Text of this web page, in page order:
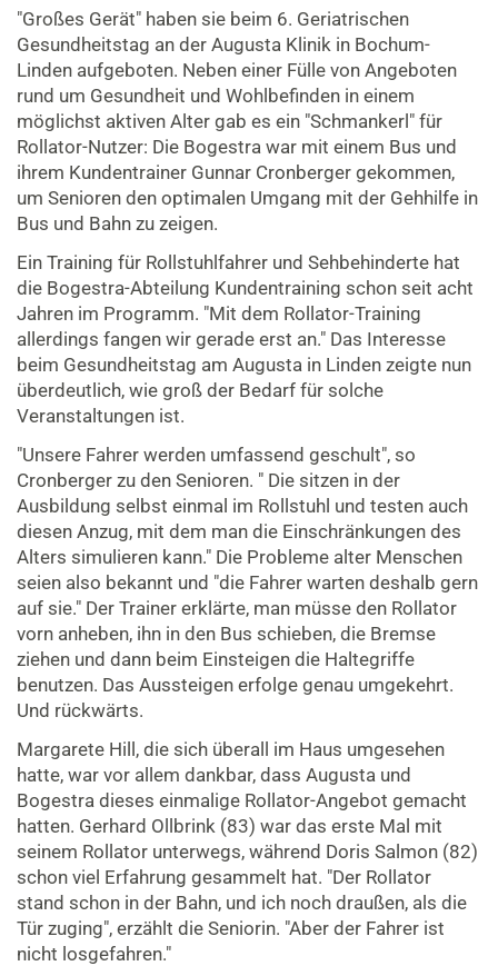
"Großes Gerät" haben sie beim 6. Geriatrischen
Gesundheitstag an der Augusta Klinik in Bochum-
Linden aufgeboten. Neben einer Fülle von Angeboten
rund um Gesundheit und Wohlbefinden in einem
möglichst aktiven Alter gab es ein "Schmankerl" für
Rollator-Nutzer: Die Bogestra war mit einem Bus und
ihrem Kundentrainer Gunnar Cronberger gekommen,
um Senioren den optimalen Umgang mit der Gehhilfe in
Bus und Bahn zu zeigen.
Ein Training für Rollstuhlfahrer und Sehbehinderte hat
die Bogestra-Abteilung Kundentraining schon seit acht
Jahren im Programm. "Mit dem Rollator-Training
allerdings fangen wir gerade erst an." Das Interesse
beim Gesundheitstag am Augusta in Linden zeigte nun
überdeutlich, wie groß der Bedarf für solche
Veranstaltungen ist.
"Unsere Fahrer werden umfassend geschult", so
Cronberger zu den Senioren. " Die sitzen in der
Ausbildung selbst einmal im Rollstuhl und testen auch
diesen Anzug, mit dem man die Einschränkungen des
Alters simulieren kann." Die Probleme alter Menschen
seien also bekannt und "die Fahrer warten deshalb gern
auf sie." Der Trainer erklärte, man müsse den Rollator
vorn anheben, ihn in den Bus schieben, die Bremse
ziehen und dann beim Einsteigen die Haltegriffe
benutzen. Das Aussteigen erfolge genau umgekehrt.
Und rückwärts.
Margarete Hill, die sich überall im Haus umgesehen
hatte, war vor allem dankbar, dass Augusta und
Bogestra dieses einmalige Rollator-Angebot gemacht
hatten. Gerhard Ollbrink (83) war das erste Mal mit
seinem Rollator unterwegs, während Doris Salmon (82)
schon viel Erfahrung gesammelt hat. "Der Rollator
stand schon in der Bahn, und ich noch draußen, als die
Tür zuging", erzählt die Seniorin. "Aber der Fahrer ist
nicht losgefahren."